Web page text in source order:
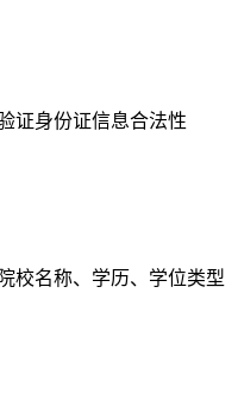
证身份证信息合法性
校名称、学历、学位类型